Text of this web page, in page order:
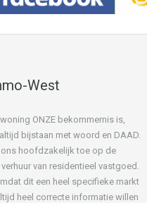
West
ONZE bekommernis is,
bijstaan met woord en DAAD.
hoofdzakelijk toe op de
van residentieel vastgoed.
dit een heel specifieke markt
heel correcte informatie willen